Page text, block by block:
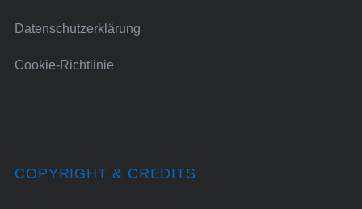
Datenschutzerklärung
Cookie-Richtlinie
COPYRIGHT & CREDITS